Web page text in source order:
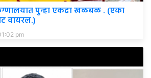
पुन्हा एकदा खळबळ . (एका
वायरल.)
pm